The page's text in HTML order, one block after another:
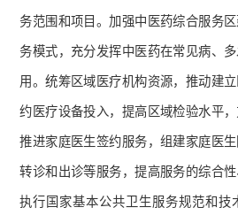
务范围和项目。加强中医药综合服务
务模式，充分发挥中医药在常见病、
用。统筹区域医疗机构资源，推动建
约医疗设备投入，提高区域检验水平
推进家庭医生签约服务，组建家庭医生
转诊和出诊等服务，提高服务的综合
执行国家基本公共卫生服务规范和技